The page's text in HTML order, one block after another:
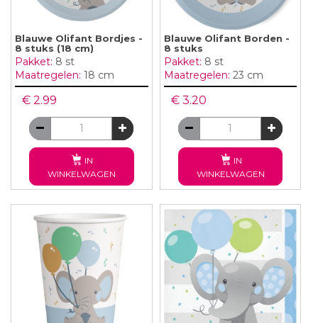
Blauwe Olifant Bordjes -
8 stuks (18 cm)
Pakket: 8 st
Maatregelen: 18 cm
€ 2.99
IN
WINKELWAGEN
Blauwe Olifant Borden -
8 stuks
Pakket: 8 st
Maatregelen: 23 cm
€ 3.20
IN
WINKELWAGEN